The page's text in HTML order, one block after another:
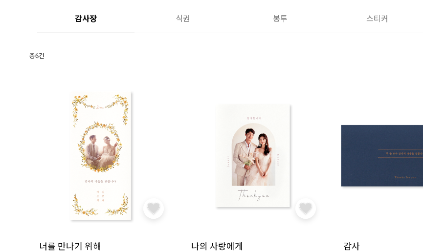
감사장 식권 봉투 스티커
총6건
너를 만나기 위해 나의 사랑에게 감사